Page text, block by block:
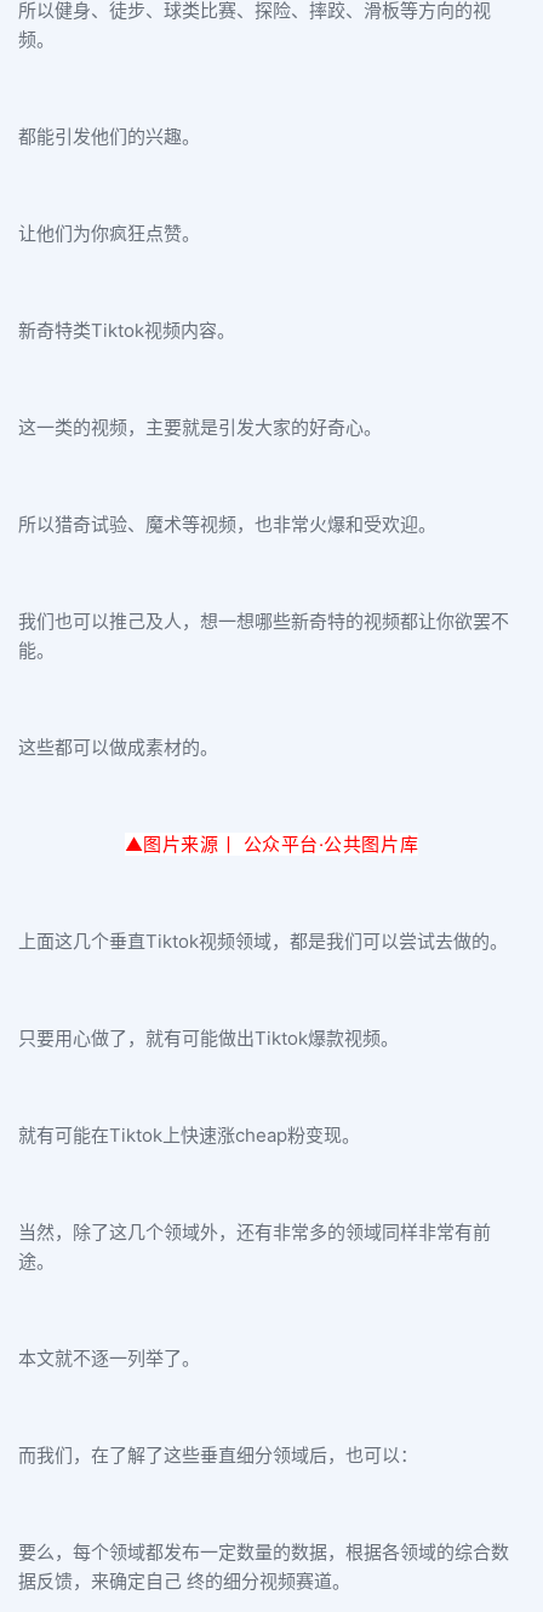
所以健身、徒步、球类比赛、探险、摔跤、滑板等方向的视
频。
都能引发他们的兴趣。
让他们为你疯狂点赞。
新奇特类Tiktok视频内容。
这一类的视频，主要就是引发大家的好奇心。
所以猎奇试验、魔术等视频，也非常火爆和受欢迎。
我们也可以推己及人，想一想哪些新奇特的视频都让你欲罢不
能。
这些都可以做成素材的。
▲图片来源丨 公众平台·公共图片库
上面这几个垂直Tiktok视频领域，都是我们可以尝试去做的。
只要用心做了，就有可能做出Tiktok爆款视频。
就有可能在Tiktok上快速涨cheap粉变现。
当然，除了这几个领域外，还有非常多的领域同样非常有前
途。
本文就不逐一列举了。
而我们，在了解了这些垂直细分领域后，也可以：
要么，每个领域都发布一定数量的数据，根据各领域的综合数
据反馈，来确定自己 终的细分视频赛道。